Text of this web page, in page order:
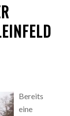
Bereits
eine